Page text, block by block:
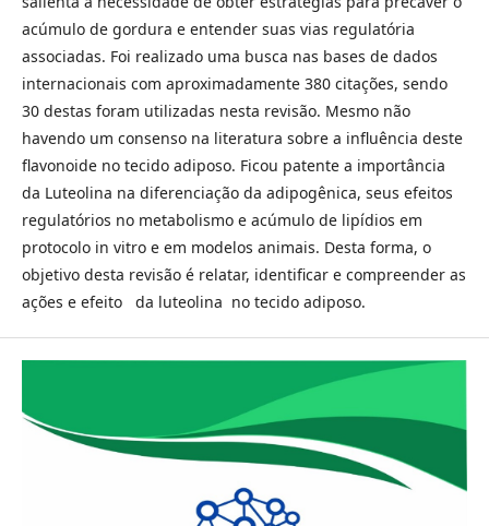
acúmulo de gordura e entender suas vias regulatória
associadas. Foi realizado uma busca nas bases de dados
internacionais com aproximadamente 380 citações, sendo
30 destas foram utilizadas nesta revisão. Mesmo não
havendo um consenso na literatura sobre a influência deste
flavonoide no tecido adiposo. Ficou patente a importância
da Luteolina na diferenciação da adipogênica, seus efeitos
regulatórios no metabolismo e acúmulo de lipídios em
protocolo in vitro e em modelos animais. Desta forma, o
objetivo desta revisão é relatar, identificar e compreender as
ações e efeito da luteolina no tecido adiposo.